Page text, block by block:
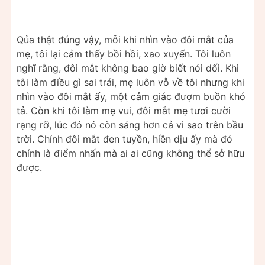
Qủa thật đúng vậy, mỗi khi nhìn vào đôi mắt của
mẹ, tôi lại cảm thấy bồi hồi, xao xuyến. Tôi luôn
nghĩ rằng, đôi mắt không bao giờ biết nói dối. Khi
tôi làm điều gì sai trái, mẹ luôn vỗ về tôi nhưng khi
nhìn vào đôi mắt ấy, một cảm giác đượm buồn khó
tả. Còn khi tôi làm mẹ vui, đôi mắt mẹ tươi cười
rạng rỡ, lúc đó nó còn sáng hơn cả vì sao trên bầu
trời. Chính đôi mắt đen tuyền, hiền dịu ấy mà đó
chính là điểm nhấn mà ai ai cũng không thể sở hữu
được.